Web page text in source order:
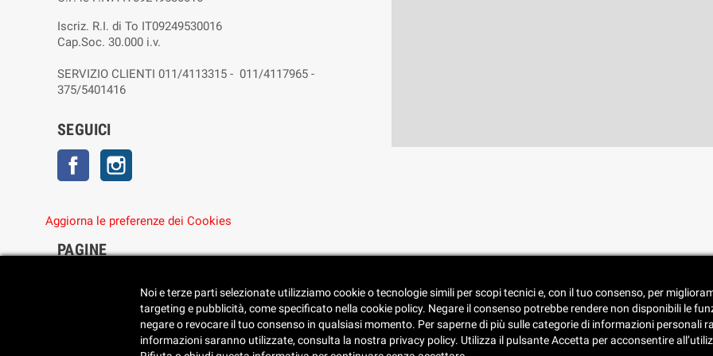
Iscriz. R.I. di To IT09249530016
Cap.Soc. 30.000 i.v.
SERVIZIO CLIENTI 011/4113315 - 011/4117965 -
375/5401416
SEGUICI
Facebook
Aggiorna le preferenze dei Cookies
PAGINE
• Reimposta le preferenze dei cookie
• Spedizione e consegna
• Condizioni di vendita
• Catalogo
Noi e terze parti selezionate utilizziamo cookie o tecnologie simili per scopi tecnici e, con il tuo consenso, per
targeting e pubblicità, come specificato nella cookie policy. Negare il consenso potrebbe rendere non disponibili le
negare o revocare il tuo consenso in qualsiasi momento. Per saperne di più sulle categorie di informazioni personali
informazioni saranno utilizzate, consulta la nostra privacy policy. Utilizza il pulsante Accetta per acconsentire